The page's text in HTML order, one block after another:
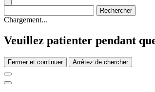
Chargement...
Veuillez patienter pendant
Fermer et continuer Arrêtez de chercher